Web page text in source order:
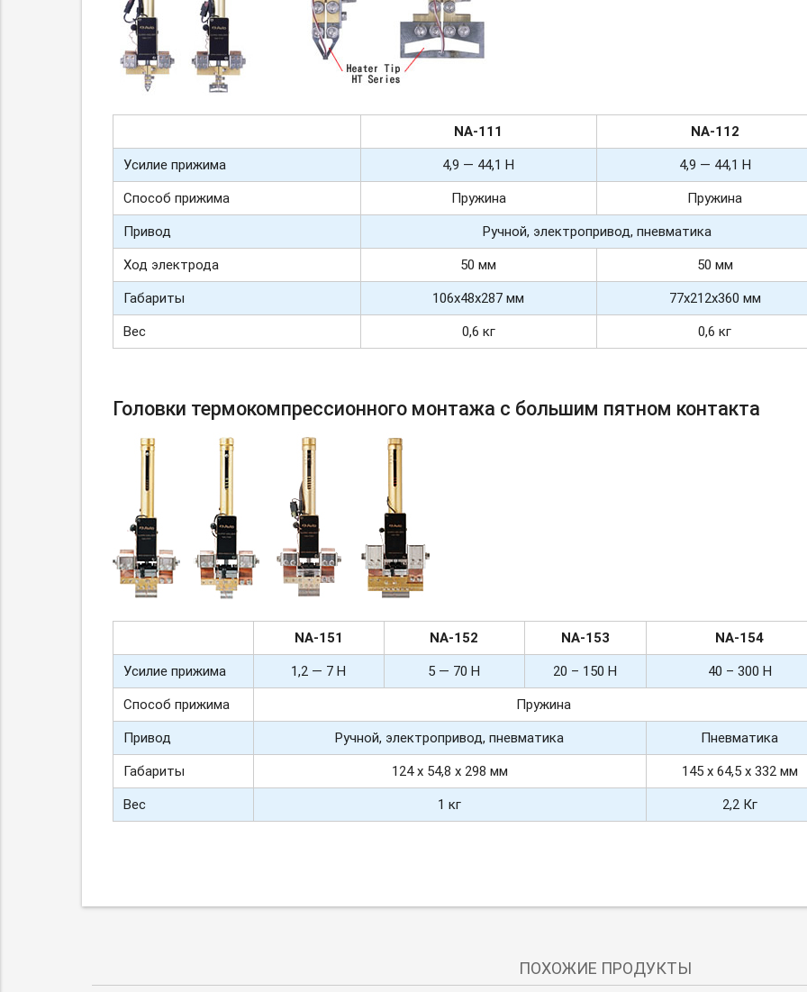
NA-111 NA-112
Усилие прижима
4,9 — 44,1 Н
4,9 — 44,1 Н
Способ прижима
Пружина
Пружина
Привод
Ручной, электропривод, пневматика
Ход электрода
50 мм
50 мм
Габариты
106х48х287 мм
77х212х360 мм
Вес
0,6 кг 0,6 кг
Головки термокомпрессионного монтажа с большим пятном контакта
NA-151 NA-152 NA-153
NA-154
Усилие прижима
1,2 — 7 Н 5 — 70 Н 20 – 150 Н
40 – 300 Н
Способ прижима
Пружина
Привод
Ручной, электропривод, пневматика
Пневматика
Габариты
124 х 54,8 х 298 мм
145 х 64,5 х 332 мм
Вес
1 кг 2,2 Кг
ПОХОЖИЕ ПРОДУКТЫ